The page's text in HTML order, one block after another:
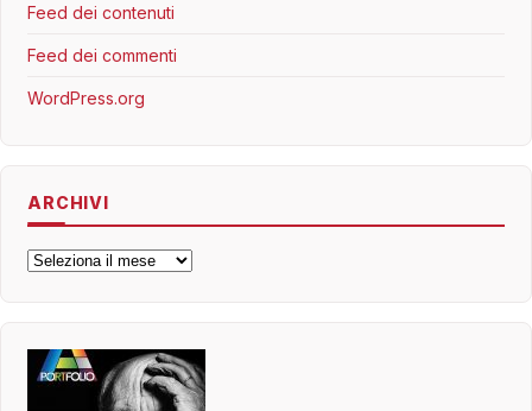
Feed dei contenuti
Feed dei commenti
WordPress.org
ARCHIVI
Archivi